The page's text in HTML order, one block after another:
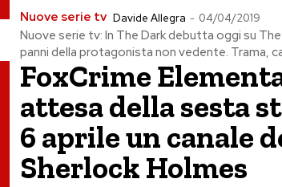
Nuove serie tv Davide Allegra - 04/04/2019
Nuove serie tv: In The Dark debutta oggi su
panni della protagonista non vedente. Trama,
FoxCrime
attesa della sesta
6 aprile un canale
Sherlock Holmes